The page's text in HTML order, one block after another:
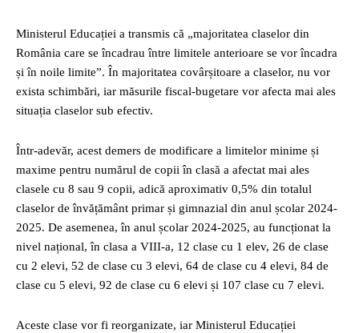
Ministerul Educației a transmis că „majoritatea claselor din
România care se încadrau între limitele anterioare se vor încadra
și în noile limite”. În majoritatea covârșitoare a claselor, nu vor
exista schimbări, iar măsurile fiscal-bugetare vor afecta mai ales
situația claselor sub efectiv.
Într-adevăr, acest demers de modificare a limitelor minime și
maxime pentru numărul de copii în clasă a afectat mai ales
clasele cu 8 sau 9 copii, adică aproximativ 0,5% din totalul
claselor de învățământ primar și gimnazial din anul școlar 2024-
2025. De asemenea, în anul școlar 2024-2025, au funcționat la
nivel național, în clasa a VIII-a, 12 clase cu 1 elev, 26 de clase
cu 2 elevi, 52 de clase cu 3 elevi, 64 de clase cu 4 elevi, 84 de
clase cu 5 elevi, 92 de clase cu 6 elevi și 107 clase cu 7 elevi.
Aceste clase vor fi reorganizate, iar Ministerul Educației